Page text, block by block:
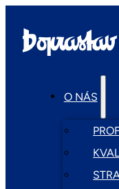
O NÁS